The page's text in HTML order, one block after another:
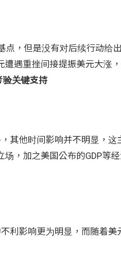
点，但是没有对后续行动给
遇重挫间接提振美元大涨
验关键支持
其他时间影响并不明显，
，加之美国公布的GDP等
利影响更为明显，而随着